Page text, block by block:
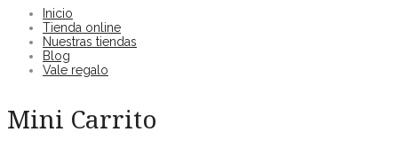
Inicio
Tienda online
Nuestras tiendas
Blog
Vale regalo
Mini Carrito